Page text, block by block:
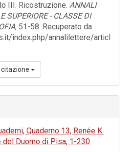
III. Ricostruzione. ANNALI
SUPERIORE - CLASSE DI
, 51-58. Recuperato da
index.php/annalilettere/articl
Quaderno 13, Renée K.
del Duomo di Pisa, 1-230